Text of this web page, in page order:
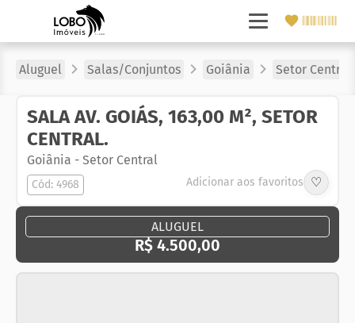
Aluguel Salas/Conjuntos Goiânia Setor Central
SALA AV. GOIÁS, 163,00 M², SETOR
CENTRAL.
Goiânia - Setor Central
Adicionar aos favoritos ♡
Cód: 4968
ALUGUEL
R$ 4.500,00